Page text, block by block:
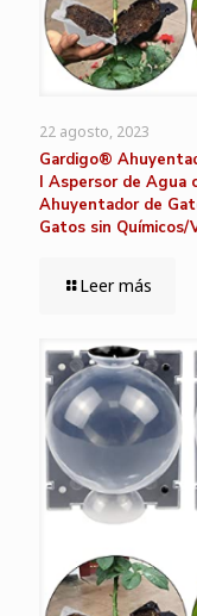
22 agosto, 2023
Gardigo®
I Aspersor de Agua
Ahuyentador de
Gatos sin
Leer más